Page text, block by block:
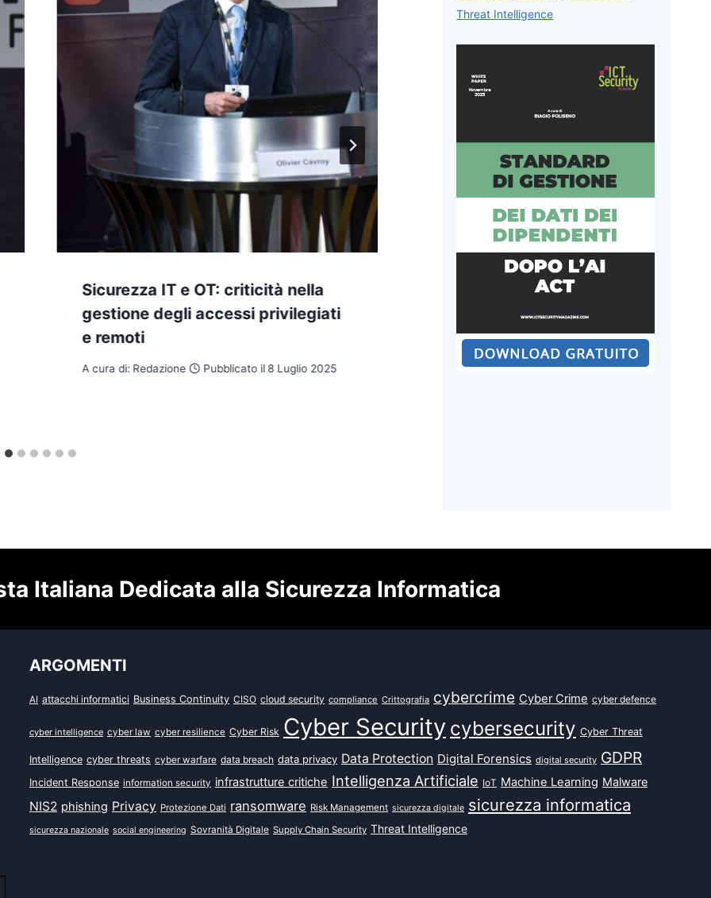
Sicurezza IT e OT: criticità nella
gestione degli accessi privilegiati
e remoti
A cura di: Redazione Pubblicato il 8 Luglio 2025
Anti-Forensics: una sfida in
continua evoluzione
A cura di: Redazione Pubblicato il 18 Giugno 2025
Threat Intelligence
Italiana Dedicata alla Sicurezza Informatica
ARGOMENTI
AI attacchi informatici Business Continuity CISO cloud security compliance Crittografia cybercrime Cyber Crime cyber defence
cyber intelligence cyber law cyber resilience Cyber Risk Cyber Security cybersecurity Cyber Threat
Intelligence cyber threats cyber warfare data breach data privacy Data Protection Digital Forensics digital security GDPR
Incident Response information security infrastrutture critiche Intelligenza Artificiale IoT Machine Learning Malware
NIS2 phishing Privacy Protezione Dati ransomware Risk Management sicurezza digitale sicurezza informatica
sicurezza nazionale social engineering Sovranità Digitale Supply Chain Security Threat Intelligence